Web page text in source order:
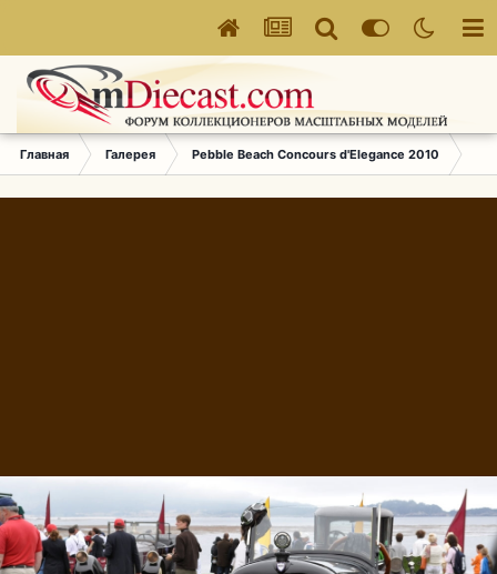
Главная Галерея Pebble Beach Concours d'Elegance 2010